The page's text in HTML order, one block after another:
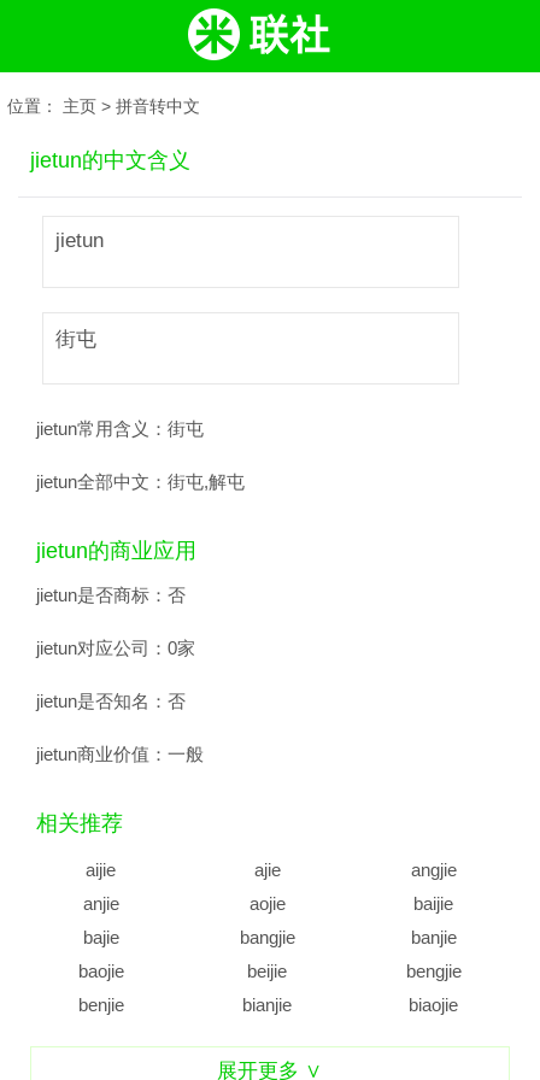
位置： 主页 > 拼音转中文
jietun的中文含义
jietun
街屯
jietun常用含义： 街屯
jietun全部中文： 街屯,解屯
jietun的商业应用
jietun是否商标： 否
jietun对应公司： 0家
jietun是否知名： 否
jietun商业价值： 一般
相关推荐
aijie ajie
angjie
anjie
aojie
baijie
bajie
bangjie
banjie
baojie
beijie
bengjie
benjie
bianjie
biaojie
bojie
展开更多 ∨